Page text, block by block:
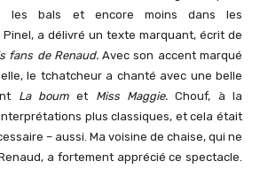
les bals et encore moins dans les
a délivré un texte marquant, écrit de
fans de Renaud.Avec son accent marqué
le tchatcheur a chanté avec une belle
La boumet Miss Maggie. Chouf, à la
plus classiques, et cela était
– aussi. Ma voisine de chaise, qui ne
a fortement apprécié ce spectacle.